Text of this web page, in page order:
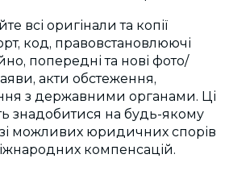
всі оригінали та копії
код, правовстановлюючі
попередні та нові фото/
акти обстеження,
з державними органами. Ці
знадобитися на будь-якому
можливих юридичних спорів
компенсацій.